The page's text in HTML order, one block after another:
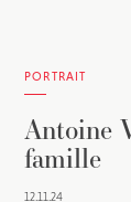
PORTRAIT
Antoine
famille
12.11.24